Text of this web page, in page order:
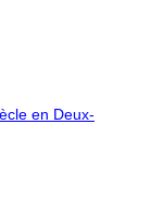
en Deux-